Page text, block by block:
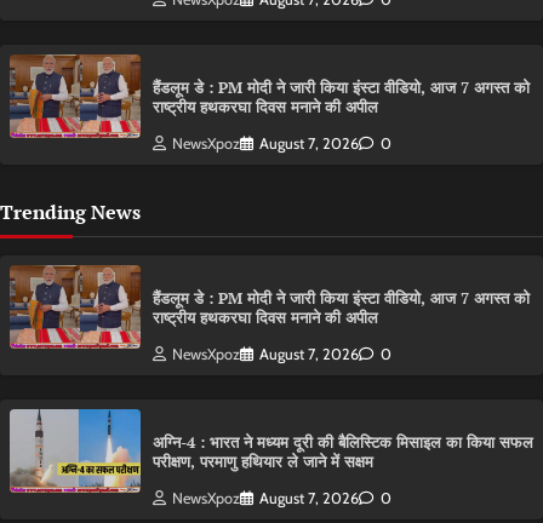
हैंडलूम डे : PM मोदी ने जारी किया इंस्टा वीडियो, आज 7 अगस्त को
राष्ट्रीय हथकरघा दिवस मनाने की अपील
NewsXpoz August 7, 2026 0
Trending News
हैंडलूम डे : PM मोदी ने जारी किया इंस्टा वीडियो, आज 7 अगस्त को
राष्ट्रीय हथकरघा दिवस मनाने की अपील
NewsXpoz August 7, 2026 0
अग्नि-4 : भारत ने मध्यम दूरी की बैलिस्टिक मिसाइल का किया सफल
परीक्षण, परमाणु हथियार ले जाने में सक्षम
NewsXpoz August 7, 2026 0